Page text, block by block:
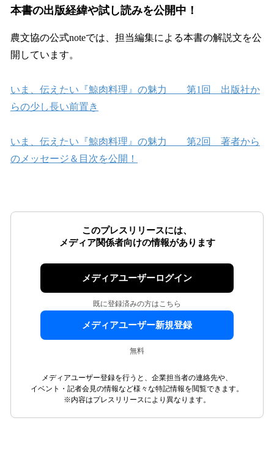
本書の出版経緯や試し読みを公開中！
農文協の公式noteでは、担当編集による本書の解説文を公
開しています。
いま、伝えたい『鯨肉料理』の魅力 第1回 出版社か
らの少し長い前置き
いま、伝えたい『鯨肉料理』の魅力 第2回 著者から
のメッセージ＆目次を公開！
このプレスリリースには、
メディア関係者向けの情報があります
メディアユーザーログイン
既に登録済みの方はこちら
メディアユーザー新規登録
無料
メディアユーザー登録を行うと、企業担当者の連絡先や、
イベント・記者会見の情報など様々な特記情報を閲覧できます。
※内容はプレスリリースにより異なります。